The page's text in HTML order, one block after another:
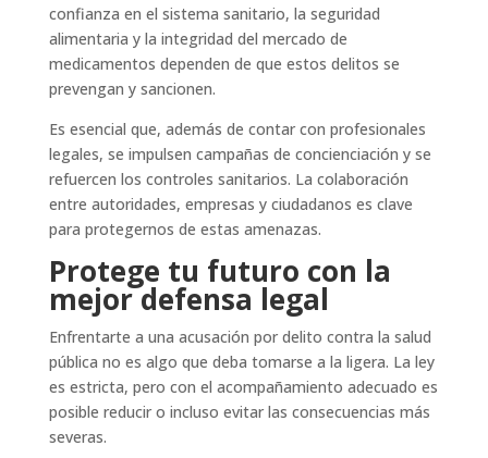
confianza en el sistema sanitario, la seguridad
alimentaria y la integridad del mercado de
medicamentos dependen de que estos delitos se
prevengan y sancionen.
Es esencial que, además de contar con profesionales
legales, se impulsen campañas de concienciación y se
refuercen los controles sanitarios. La colaboración
entre autoridades, empresas y ciudadanos es clave
para protegernos de estas amenazas.
Protege tu futuro con la
mejor defensa legal
Enfrentarte a una acusación por delito contra la salud
pública no es algo que deba tomarse a la ligera. La ley
es estricta, pero con el acompañamiento adecuado es
posible reducir o incluso evitar las consecuencias más
severas.